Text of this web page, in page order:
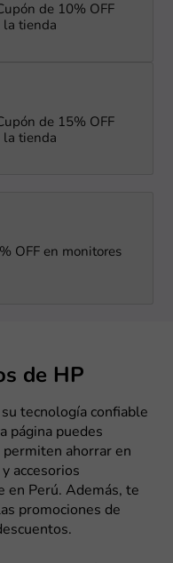
de 10% OFF
la tienda
de 15% OFF
la tienda
OFF en monitores
de HP
tecnología confiable
página puedes
permiten ahorrar en
accesorios
en Perú. Además, te
promociones de